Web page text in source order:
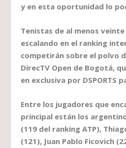
y en esta oportunidad lo
Tenistas de al menos
escalando en el ranking
competirán sobre el polvo
DirecTV Open de Bogotá,
en exclusiva por DSPORTS
Entre los jugadores que
principal están los
(119 del ranking ATP),
(121), Juan Pablo Ficovich